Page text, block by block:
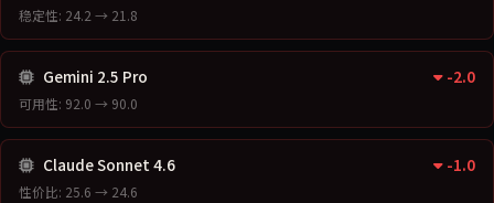
稳定性: 24.2 → 21.8
Gemini 2.5 Pro -2.0
可用性: 92.0 → 90.0
Claude Sonnet 4.6 -1.0
性价比: 25.6 → 24.6